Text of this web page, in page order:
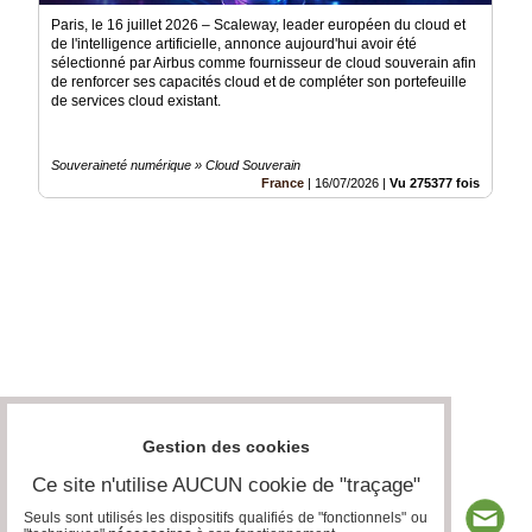
Paris, le 16 juillet 2026 – Scaleway, leader européen du cloud et
de l'intelligence artificielle, annonce aujourd'hui avoir été
sélectionné par Airbus comme fournisseur de cloud souverain afin
de renforcer ses capacités cloud et de compléter son portefeuille
de services cloud existant.
Souveraineté numérique » Cloud Souverain
France
16/07/2026 Vu 275377 fois
Gestion des cookies
Ce site n'utilise AUCUN cookie de "traçage"
Seuls sont utilisés les dispositifs qualifiés de "fonctionnels" ou